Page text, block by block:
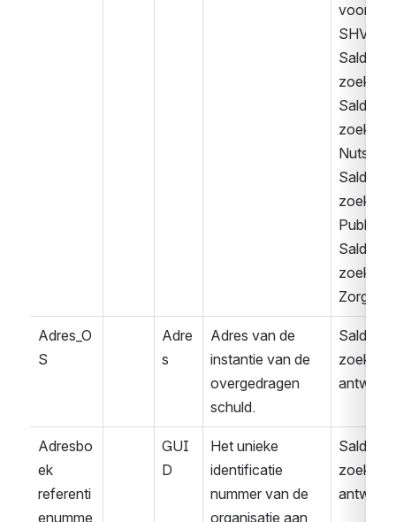
voor
SHV
Saldover
zoek
Saldover
zoek
Nuts
Saldover
zoek
Publiek
Saldover
zoek
Zorg
Adres_O
S
Adre
s
Adres van de
instantie van de
overgedragen
schuld.
Saldover
zoek
Adresbo
ek
referenti
enumme
GUI
D
Het unieke
identificatie
nummer van de
organisatie aan
Saldover
zoek